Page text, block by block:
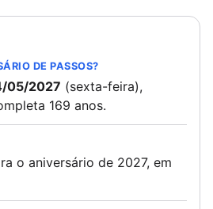
DE PASSOS?
05/2027 (sexta-feira),
169 anos.
o aniversário de 2027, em